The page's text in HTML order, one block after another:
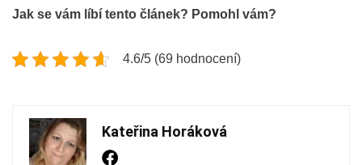
Jak se vám líbí tento článek? Pomohl vám?
4.6/5 (69 hodnocení)
Kateřina Horáková